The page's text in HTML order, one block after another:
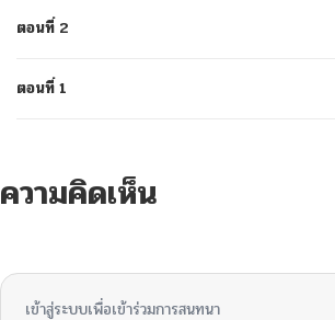
ตอนที่ 2
ตอนที่ 1
ความคิดเห็น
เข้าสู่ระบบเพื่อเข้าร่วมการสนทนา